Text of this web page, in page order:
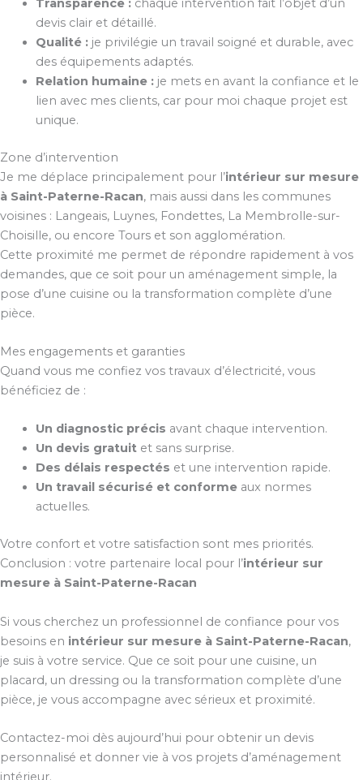
Transparence :chaque intervention fait l’objet d’un
devis clair et détaillé.
Qualité :je privilégie un travail soigné et durable, avec
des équipements adaptés.
Relation humaine :je mets en avant la confiance et le
lien avec mes clients, car pour moi chaque projet est
unique.
Zone d’intervention
Je me déplace principalement pour l’intérieur sur mesure
à Saint-Paterne-Racan, mais aussi dans les communes
voisines : Langeais, Luynes, Fondettes, La Membrolle-sur-
Choisille, ou encore Tours et son agglomération.
Cette proximité me permet de répondre rapidement à vos
demandes, que ce soit pour un aménagement simple, la
pose d’une cuisine ou la transformation complète d’une
pièce.
Mes engagements et garanties
Quand vous me confiez vos travaux d’électricité, vous
bénéficiez de :
Un diagnostic précis avant chaque intervention.
Un devis gratuitet sans surprise.
Des délais respectés et une intervention rapide.
Un travail sécurisé et conformeaux normes
actuelles.
Votre confort et votre satisfaction sont mes priorités.
Conclusion : votre partenaire local pour l’intérieur sur
mesure à Saint-Paterne-Racan
Si vous cherchez un professionnel de confiance pour vos
besoins en intérieur sur mesure à Saint-Paterne-Racan,
je suis à votre service. Que ce soit pour une cuisine, un
placard, un dressing ou la transformation complète d’une
pièce, je vous accompagne avec sérieux et proximité.
Contactez-moi dès aujourd’hui pour obtenir un devis
personnalisé et donner vie à vos projets d’aménagement
intérieur.